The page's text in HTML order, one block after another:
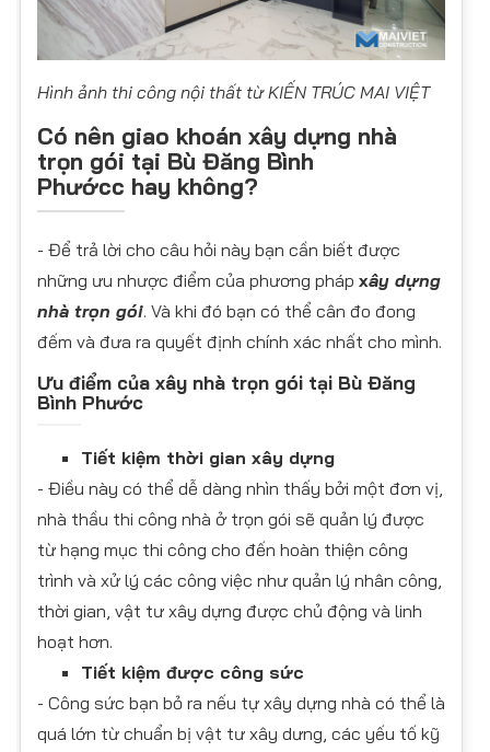
Hình ảnh thi công nội thất từ KIẾN TRÚC MAI VIỆT
Có nên giao khoán xây dựng nhà
trọn gói tại Bù Đăng Bình
Phướcc hay không?
- Để trả lời cho câu hỏi này bạn cần biết được
những ưu nhược điểm của phương pháp xây dựng
nhà trọn gói. Và khi đó bạn có thể cân đo đong
đếm và đưa ra quyết định chính xác nhất cho mình.
Ưu điểm của xây nhà trọn gói tại Bù Đăng
Bình Phước
Tiết kiệm thời gian xây dựng
- Điều này có thể dễ dàng nhìn thấy bởi một đơn vị,
nhà thầu thi công nhà ở trọn gói sẽ quản lý được
từ hạng mục thi công cho đến hoàn thiện công
trình và xử lý các công việc như quản lý nhân công,
thời gian, vật tư xây dựng được chủ động và linh
hoạt hơn.
Tiết kiệm được công sức
- Công sức bạn bỏ ra nếu tự xây dựng nhà có thể là
quá lớn từ chuẩn bị vật tư xây dưng, các yếu tố kỹ